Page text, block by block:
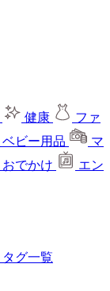
健康
ファ
ベビー用品
マ
おでかけ
エン
タグ一覧